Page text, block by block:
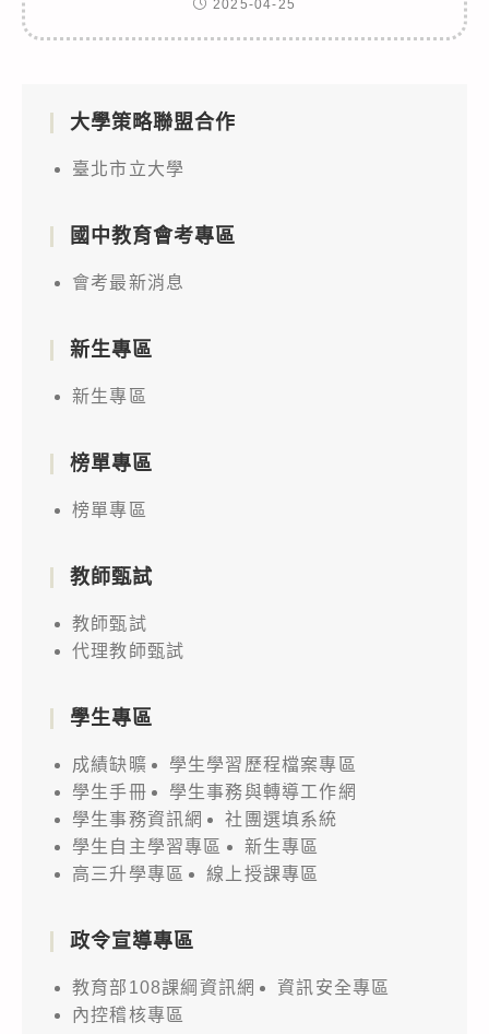
2025-04-25
大學策略聯盟合作
臺北市立大學
國中教育會考專區
會考最新消息
新生專區
新生專區
榜單專區
榜單專區
教師甄試
教師甄試
代理教師甄試
學生專區
成績缺曠
學生學習歷程檔案專區
學生手冊
學生事務與轉導工作網
學生事務資訊網
社團選填系統
學生自主學習專區
新生專區
高三升學專區
線上授課專區
政令宣導專區
教育部108課綱資訊網
資訊安全專區
內控稽核專區